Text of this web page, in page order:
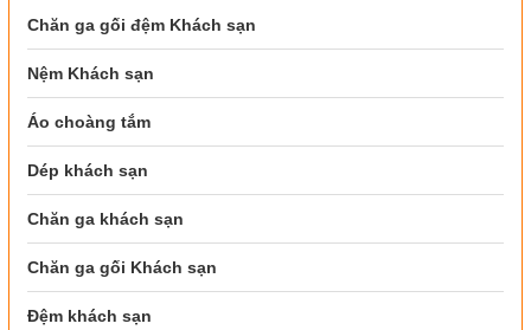
Chăn ga gối đệm Khách sạn
Nệm Khách sạn
Áo choàng tắm
Dép khách sạn
Chăn ga khách sạn
Chăn ga gối Khách sạn
Đệm khách sạn